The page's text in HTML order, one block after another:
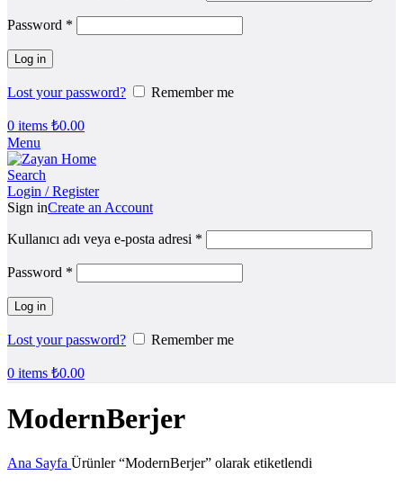
Password *
Log in
Lost your password? Remember me
0 items ₺0.00
Menu
Search
Login / Register
Sign inCreate an Account
Kullanıcı adı veya e-posta adresi *
Password *
Log in
Lost your password? Remember me
0 items ₺0.00
ModernBerjer
Ana Sayfa Ürünler “ModernBerjer” olarak etiketlendi